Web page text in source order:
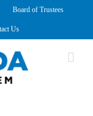
Board of Trustees
Us